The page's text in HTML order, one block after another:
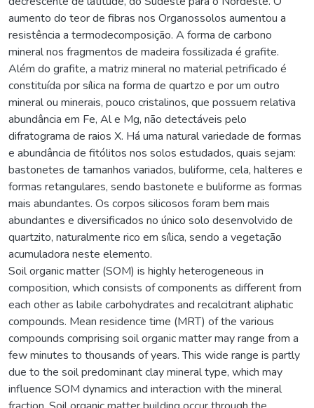
aumento do teor de fibras nos Organossolos aumentou a
resistência a termodecomposição. A forma de carbono
mineral nos fragmentos de madeira fossilizada é grafite.
Além do grafite, a matriz mineral no material petrificado é
constituída por sílica na forma de quartzo e por um outro
mineral ou minerais, pouco cristalinos, que possuem relativa
abundância em Fe, Al e Mg, não detectáveis pelo
difratograma de raios X. Há uma natural variedade de formas
e abundância de fitólitos nos solos estudados, quais sejam:
bastonetes de tamanhos variados, buliforme, cela, halteres e
formas retangulares, sendo bastonete e buliforme as formas
mais abundantes. Os corpos silicosos foram bem mais
abundantes e diversificados no único solo desenvolvido de
quartzito, naturalmente rico em sílica, sendo a vegetação
acumuladora neste elemento.
Soil organic matter (SOM) is highly heterogeneous in
composition, which consists of components as different from
each other as labile carbohydrates and recalcitrant aliphatic
compounds. Mean residence time (MRT) of the various
compounds comprising soil organic matter may range from a
few minutes to thousands of years. This wide range is partly
due to the soil predominant clay mineral type, which may
influence SOM dynamics and interaction with the mineral